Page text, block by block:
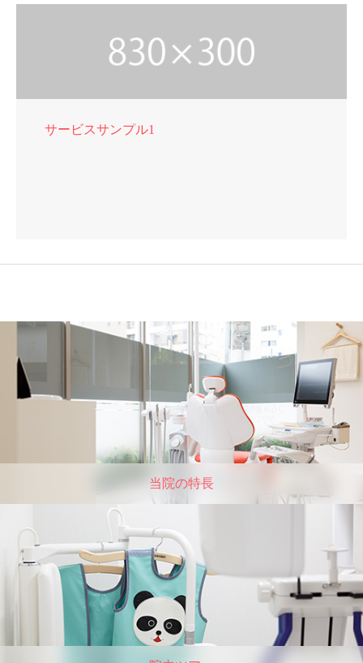
サービスサンプル1
当院の特⻑